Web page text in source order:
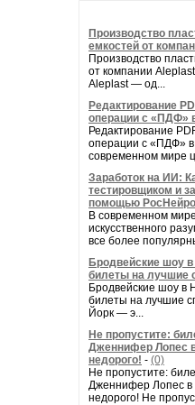
Производство
емкостей от
Производство
от компании
Aleplast — од...
Редактирование
операции с «ПДФ»
Редактирование
операции с «ПДФ»
современном мире
Заработок на ИИ:
тестировщиком и
помощью
В современном
искусственного
все более
Бродвейские шоу
билеты на лучшие
Бродвейские шоу в
билеты на лучшие
Йорк — э...
Не пропустите:
Дженнифер Лопес
недорого! - (0)
Не пропустите:
Дженнифер Лопес в
недорого! Не